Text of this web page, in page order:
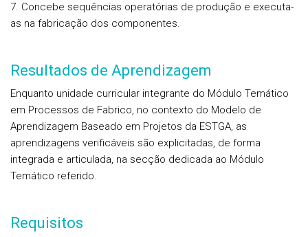
7. Concebe sequências operatórias de produção e executa-
as na fabricação dos componentes.
Resultados de Aprendizagem
Enquanto unidade curricular integrante do Módulo Temático
em Processos de Fabrico, no contexto do Modelo de
Aprendizagem Baseado em Projetos da ESTGA, as
aprendizagens verificáveis são explicitadas, de forma
integrada e articulada, na secção dedicada ao Módulo
Temático referido.
Requisitos